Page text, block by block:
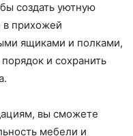
создать уютную
в прихожей
ящиками и полками,
и сохранить
вы сможете
мебели и